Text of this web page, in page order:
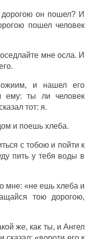
дорогоюон пошел? И
пошел человек
оседлайте мнеосла. И
, и нашел его
ему: ты ли человек
тот: я.
и поешь хлеба.
с тобою и пойти к
питьу тебя воды в
мне: «неешь хлеба и
тою дорогою,
же, как ты, иАнгел